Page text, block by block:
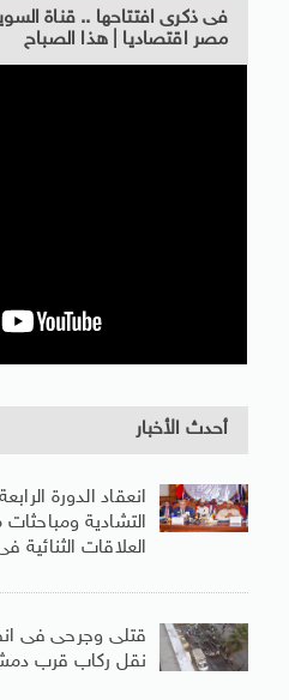
فى ذكرى افتتاحها .. قناة
مصر اقتصاديا | هذا الصباح
أحدث الأخبار
انعقاد الدورة
التشادية
العلاقات
قتلى وجرحى فى
نقل ركاب قرب